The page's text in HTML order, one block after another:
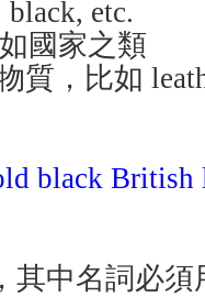
etc.
國家之類
質，比如
black British
其中名詞必須